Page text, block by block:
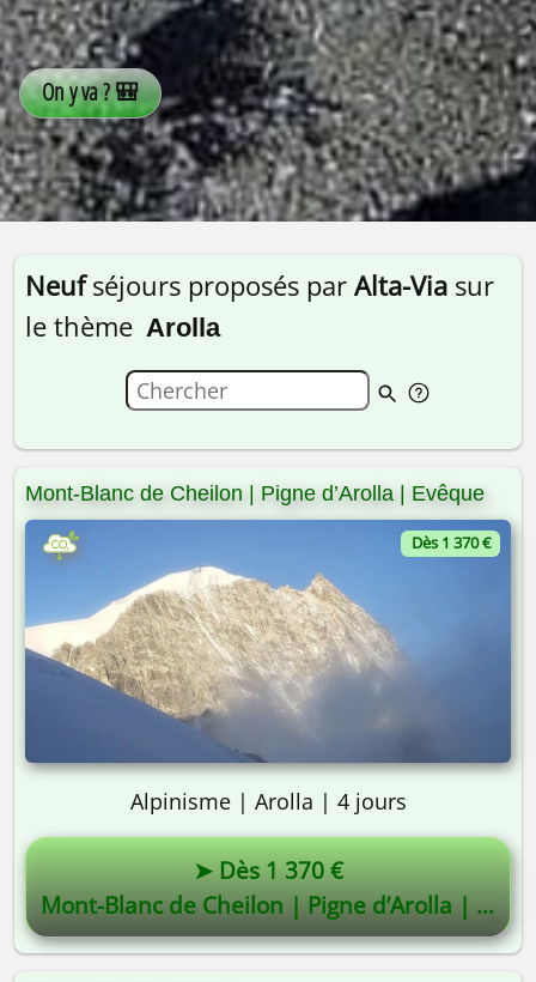
Neufséjours proposés par Alta-Via sur
le thème Arolla
Mont-Blanc de Cheilon | Pigne d’Arolla | Evêque
Dès 1 370 €
Alpinisme | Arolla | 4 jours
➤ Dès 1 370 €
Mont-Blanc de Cheilon | Pigne d’Arolla | Evêque